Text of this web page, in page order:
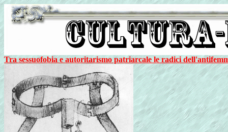
Tra sessuofobia e autoritarismo patriarcale le radici